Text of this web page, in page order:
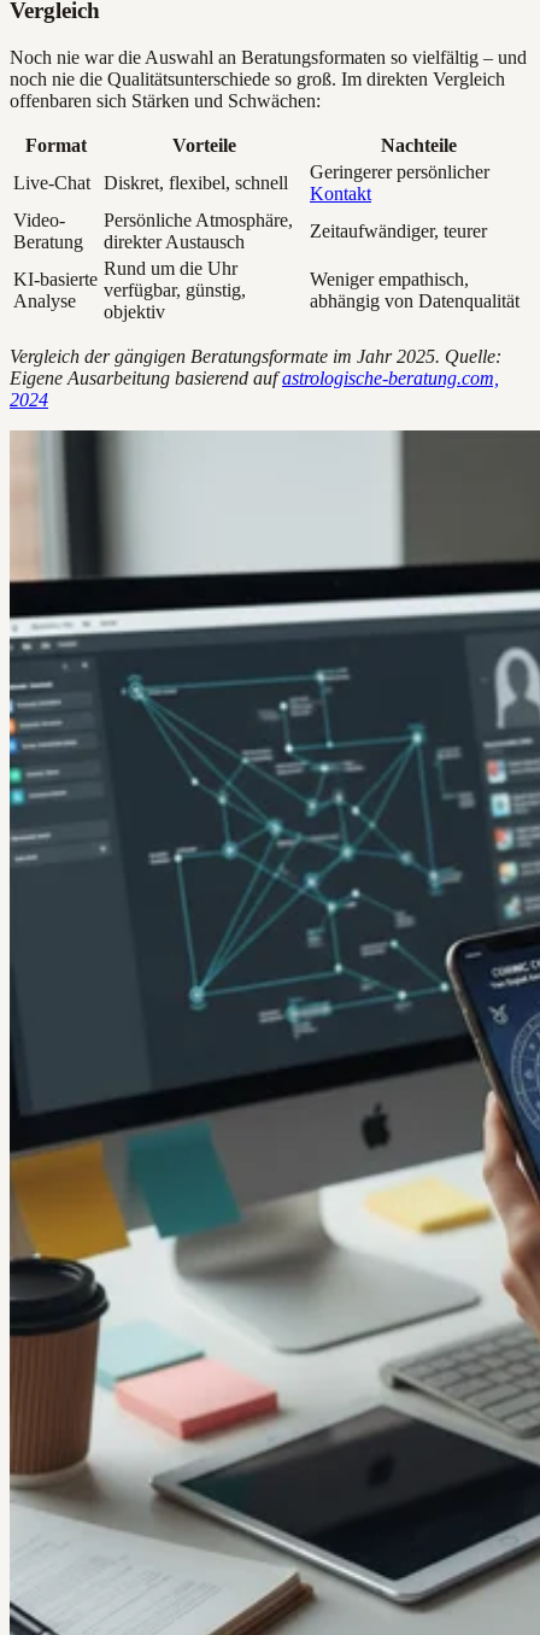
Vergleich
Noch nie war die Auswahl an Beratungsformaten so vielfältig – und
noch nie die Qualitätsunterschiede so groß. Im direkten Vergleich
offenbaren sich Stärken und Schwächen:
Format Vorteile
Nachteile
Live-Chat
Diskret, flexibel, schnell
Geringerer persönlicher
Kontakt
Video-
Beratung
Persönliche Atmosphäre,
direkter Austausch
Zeitaufwändiger, teurer
KI-basierte
Analyse
Rund um die Uhr
verfügbar, günstig,
objektiv
Weniger empathisch,
abhängig von Datenqualität
Vergleich der gängigen Beratungsformate im Jahr 2025. Quelle:
Eigene Ausarbeitung basierend aufastrologische-beratung.com,
2024